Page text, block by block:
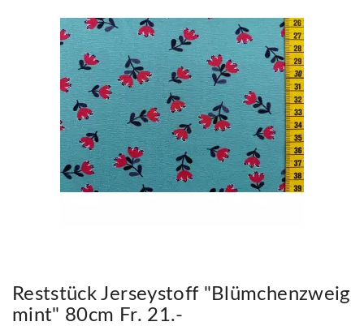
Reststück Jerseystoff "Blümchenzweig
mint" 80cm Fr. 21.-